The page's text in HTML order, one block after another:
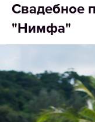
Свадебное
"Нимфа"